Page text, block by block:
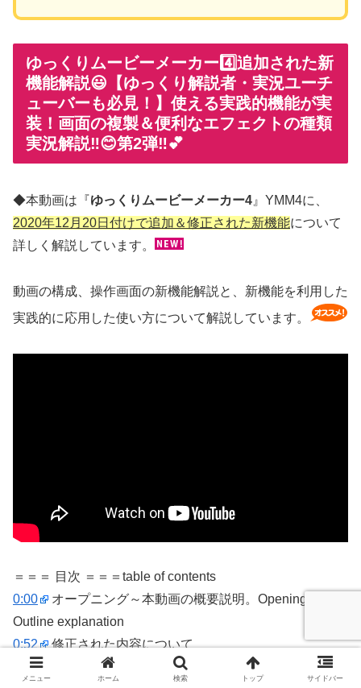
ゆっくりムービーメーカー4️⃣追加された新
機能解説😃【ゆっくり解説者・実況ユーチ
ューバーも必見！】使える実践的機能が実
装！画面の複製＆便利なエフェクトの種類
実況解説‼️😊第2弾‼️💕
◆本動画は『ゆっくりムービーメーカー4 』YMM4に、
2020年12月20日付けで追加＆修正された新機能について
詳しく解説しています。
動画の構成、操作画面の新機能解説と、新機能を利用した
実践的に応用した使い方について解説しています。
＝＝＝ 目次 ＝＝＝table of contents
0:00
オープニング～本動画の概要説明。Opening-
Outline explanation
0:52
修正された内容について
1:33
「画面の複製」について
メニュー ホーム 検索 トップ サイドバー